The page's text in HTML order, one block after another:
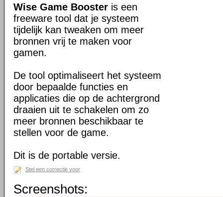
Wise Game Booster is een
freeware tool dat je systeem
tijdelijk kan tweaken om meer
bronnen vrij te maken voor
gamen.
De tool optimaliseert het systeem
door bepaalde functies en
applicaties die op de achtergrond
draaien uit te schakelen om zo
meer bronnen beschikbaar te
stellen voor de game.
Dit is de portable versie.
Stel een correctie voor
Screenshots: